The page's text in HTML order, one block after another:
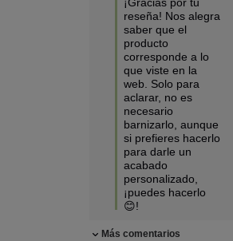
reseña! Nos alegra
saber que el
producto
corresponde a lo
que viste en la
web. Solo para
aclarar, no es
necesario
barnizarlo, aunque
si prefieres hacerlo
para darle un
acabado
personalizado,
¡puedes hacerlo
😊!
Más comentarios